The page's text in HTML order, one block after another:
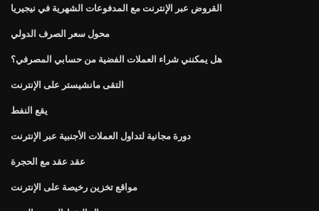
القروض عبر الإنترنت مع المدفوعات الشهرية في نيجيريا
محول سعر الصرف الدولي
هل يمكنني شراء العملات الفضية من حسابي المصرفي؟
التقى مانشيستر على الإنترنت
يقع النفط
دورة مجانية لتداول العملات الأجنبية عبر الإنترنت
عقد عقد مع الحجرة
مواقع تخزين رخيصة على الإنترنت